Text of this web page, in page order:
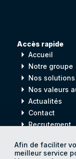
Afin de faciliter
meilleur service
Accès rapide
arrow_right Accueil
arrow_right Notre groupe
arrow_right Nos solutions
arrow_right Nos valeurs
arrow_right Actualités
arrow_right Contact
arrow_rightRecrutement